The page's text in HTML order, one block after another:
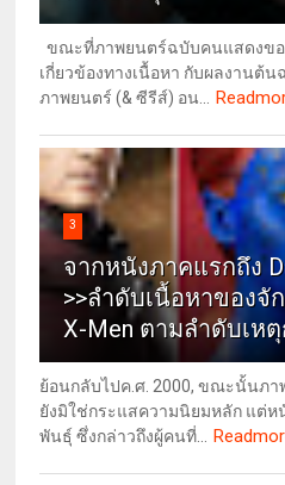
ขณะที่ภาพยนตร์ฉบับคนแสดงข
เกี่ยวข้องทางเนื้อหา กับผลงานต้น
ภาพยนตร์ (& ซีรีส์) อน...
3
จากหนังภาคแรกถึง
>>ลำดับเนื้อหาของจั
X-Men ตามลำดับเห
ย้อนกลับไปค.ศ. 2000, ขณะนั้นภา
ยังมิใช่กระแสความนิยมหลัก แต่ห
พันธุ์ ซึ่งกล่าวถึงผู้คนที่...